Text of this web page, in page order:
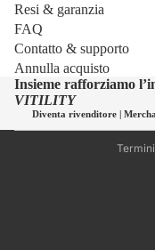
Resi & garanzia
FAQ
Contatto & supporto
Annulla acquisto
Insieme rafforziamo
VITILITY
Diventa rivenditore
Informativa sui rimborsi
Informativa sulle
Recapiti
Termini e condizioni del
Informativa legale